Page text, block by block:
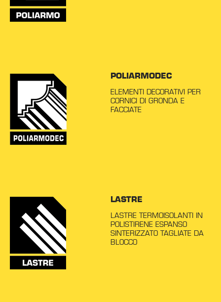
POLIARMODEC
ELEMENTI DECORATIVI PER
CORNICI DI GRONDA E
FACCIATE
LASTRE
LASTRE TERMOISOLANTI IN
POLISTIRENE ESPANSO
SINTERIZZATO TAGLIATE DA
BLOCCO